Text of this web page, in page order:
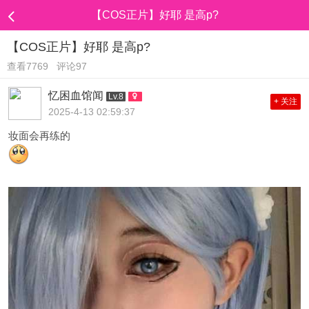
【COS正片】好耶 是高p?
【COS正片】好耶 是高p?
查看7769 评论97
忆困血馆闻 Lv.8
2025-4-13 02:59:37
+ 关注
妆面会再练的